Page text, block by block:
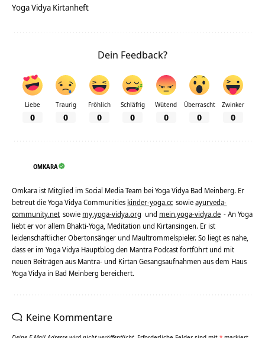
Yoga Vidya Kirtanheft
Dein Feedback?
Liebe
0
Traurig
0
Fröhlich
0
Schläfrig
0
Wütend
0
Überrascht
0
Zwinker
0
OMKARA
Omkara ist Mitglied im Social Media Team bei Yoga Vidya Bad Meinberg. Er
betreut die Yoga Vidya Communities kinder-yoga.cc sowieayurveda-
community.net sowie my.yoga-vidya.org und mein.yoga-vidya.de - An Yoga
liebt er vor allem Bhakti-Yoga, Meditation und Kirtansingen. Er ist
leidenschaftlicher Obertonsänger und Maultrommelspieler. So liegt es nahe,
dass er im Yoga Vidya Hauptblog den Mantra Podcast fortführt und mit
neuen Beiträgen aus Mantra- und Kirtan Gesangsaufnahmen aus dem Haus
Yoga Vidya in Bad Meinberg bereichert.
Keine Kommentare